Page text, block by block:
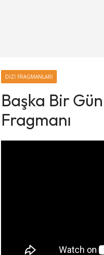
DIZI FRAGMANLARI
Başka Bir
Fragmanı